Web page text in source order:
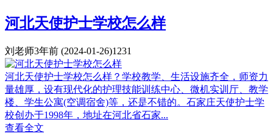
河北天使护士学校怎么样
刘老师3年前 (2024-01-26)1231
河北天使护士学校怎么样？学校教学、生活设施齐全，师资力
量雄厚，设有现代化的护理技能训练中心、微机实训厅、教学
楼、学生公寓(空调宿舍)等，还是不错的。石家庄天使护士学
校创办于1998年，地址在河北省石家...
查看全文